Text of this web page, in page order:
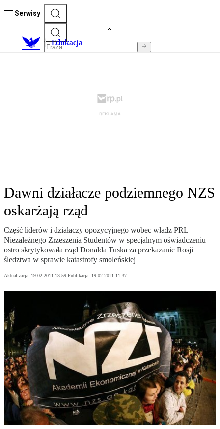
Serwisy
Edukacja
Dawni działacze podziemnego NZS
oskarżają rząd
Część liderów i działaczy opozycyjnego wobec władz PRL –
Niezależnego Zrzeszenia Studentów w specjalnym oświadczeniu
ostro skrytykowała rząd Donalda Tuska za przekazanie Rosji
śledztwa w sprawie katastrofy smoleńskiej
Aktualizacja: 19.02.2011 13:59 Publikacja: 19.02.2011 11:37